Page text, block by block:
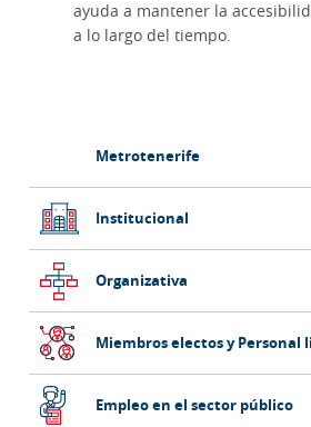
ayuda a mantener la
a lo largo del tiempo.
lateral
principal
Metrotenerife
Institucional
Organizativa
Miembros electos y
Empleo en el sector público